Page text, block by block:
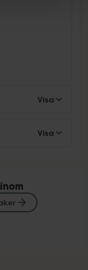
Visa
Visa